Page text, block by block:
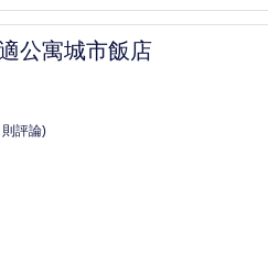
公寓城市飯店
寓城市飯店
則評論)